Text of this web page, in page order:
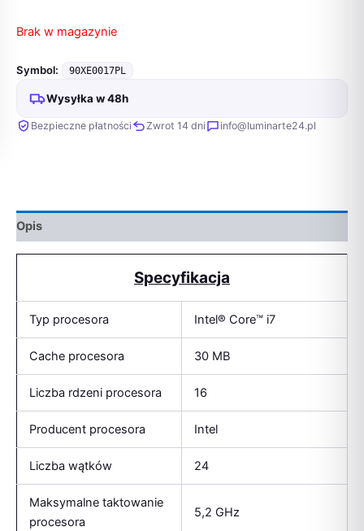
Brak w magazynie
Symbol: 90XE0017PL
Wysyłka w 48h
Bezpieczne płatności Zwrot 14 dni info@luminarte24.pl
Opis
Specyfikacja
Typ procesora Intel® Core™ i7
Cache procesora 30 MB
Liczba rdzeni procesora 16
Producent procesora Intel
Liczba wątków 24
Maksymalne taktowanie
procesora
5,2 GHz